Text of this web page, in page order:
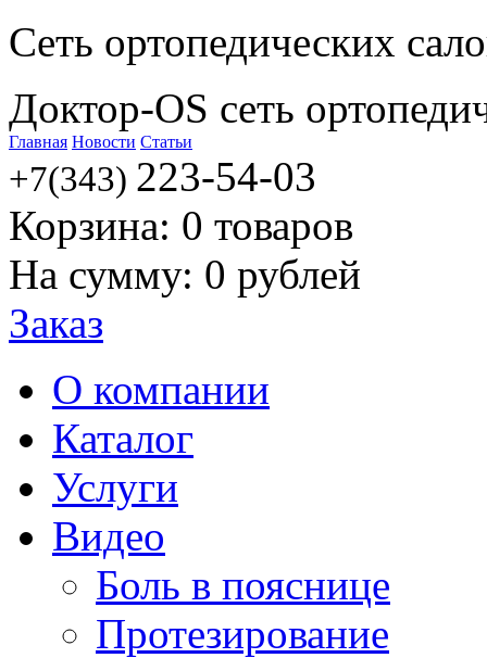
Сеть ортопедических
Доктор-OS сеть
Главная Новости Статьи
+7(343) 223-54-03
Корзина: 0 товаров
На сумму: 0 рублей
Заказ
О компании
Каталог
Услуги
Видео
Боль в пояснице
Протезирование